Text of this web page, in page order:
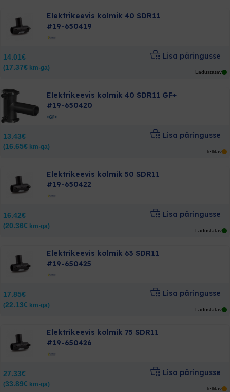
Elektrikeevis kolmik 40 SDR11
#19-650419
14.01€
(17.37€ km-ga)
Lisa päringusse
Ladustatav
Elektrikeevis kolmik 40 SDR11 GF+
#19-650420
13.43€
(16.65€ km-ga)
Lisa päringusse
Tellitav
Elektrikeevis kolmik 50 SDR11
#19-650422
16.42€
(20.36€ km-ga)
Lisa päringusse
Ladustatav
Elektrikeevis kolmik 63 SDR11
#19-650425
17.85€
(22.13€ km-ga)
Lisa päringusse
Ladustatav
Elektrikeevis kolmik 75 SDR11
#19-650426
27.33€
(33.89€ km-ga)
Lisa päringusse
Tellitav